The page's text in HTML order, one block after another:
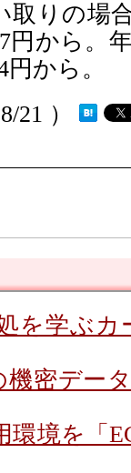
りの場
円から。
から。
21 ）
を学ぶカ
機密デー
境を「